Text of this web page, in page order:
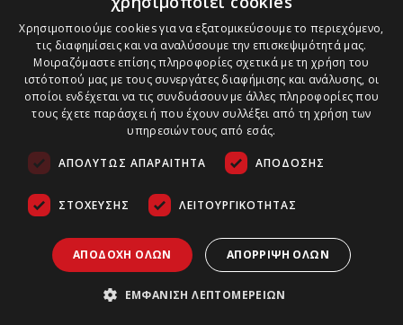
Χρησιμοποιούμε cookies για να εξατομικεύσουμε το περιεχόμενο,
τις διαφημίσεις και να αναλύσουμε την επισκεψιμότητά μας.
Μοιραζόμαστε επίσης πληροφορίες σχετικά με τη χρήση του
ιστότοπού μας με τους συνεργάτες διαφήμισης και ανάλυσης, οι
οποίοι ενδέχεται να τις συνδυάσουν με άλλες πληροφορίες που
τους έχετε παράσχει ή που έχουν συλλέξει από τη χρήση των
υπηρεσιών τους από εσάς.
ΑΠΟΛΎΤΩΣ ΑΠΑΡΑΊΤΗΤΑ ΑΠΌΔΟΣΗΣ
ΣΤΌΧΕΥΣΗΣ ΛΕΙΤΟΥΡΓΙΚΌΤΗΤΑΣ
ΑΠΟΔΟΧΉ ΌΛΩΝ ΑΠΌΡΡΙΨΗ ΌΛΩΝ
ΕΜΦΆΝΙΣΗ ΛΕΠΤΟΜΕΡΕΙΏΝ